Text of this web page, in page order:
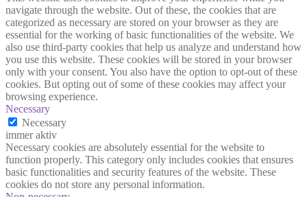
navigate through the website. Out of these, the cookies that are
categorized as necessary are stored on your browser as they are
essential for the working of basic functionalities of the website. We
also use third-party cookies that help us analyze and understand how
you use this website. These cookies will be stored in your browser
only with your consent. You also have the option to opt-out of these
cookies. But opting out of some of these cookies may affect your
browsing experience.
Necessary
Necessary
immer aktiv
Necessary cookies are absolutely essential for the website to
function properly. This category only includes cookies that ensures
basic functionalities and security features of the website. These
cookies do not store any personal information.